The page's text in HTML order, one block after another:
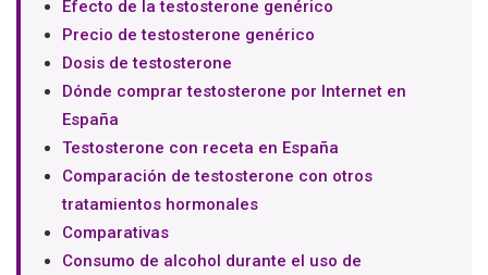
Efecto de la testosterone genérico
Precio de testosterone genérico
Dosis de testosterone
Dónde comprar testosterone por Internet en
España
Testosterone con receta en España
Comparación de testosterone con otros
tratamientos hormonales
Comparativas
Consumo de alcohol durante el uso de